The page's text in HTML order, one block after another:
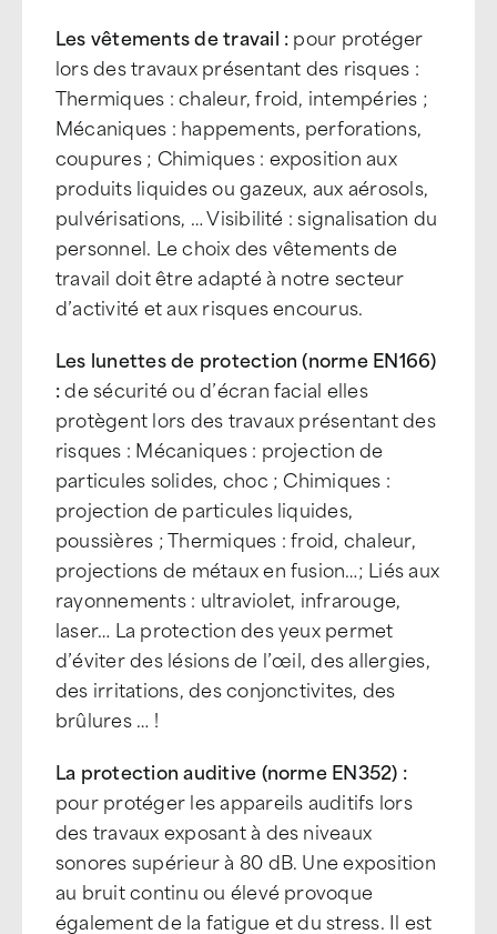
Les vêtements de travail :pour protéger
lors des travaux présentant des risques :
Thermiques : chaleur, froid, intempéries ;
Mécaniques : happements, perforations,
coupures ; Chimiques : exposition aux
produits liquides ou gazeux, aux aérosols,
pulvérisations, … Visibilité : signalisation du
personnel. Le choix des vêtements de
travail doit être adapté à notre secteur
d’activité et aux risques encourus.
Les lunettes de protection (norme EN166)
:de sécurité ou d’écran facial elles
protègent lors des travaux présentant des
risques : Mécaniques : projection de
particules solides, choc ; Chimiques :
projection de particules liquides,
poussières ; Thermiques : froid, chaleur,
projections de métaux en fusion…; Liés aux
rayonnements : ultraviolet, infrarouge,
laser… La protection des yeux permet
d’éviter des lésions de l’œil, des allergies,
des irritations, des conjonctivites, des
brûlures … !
La protection auditive (norme EN352) :
pour protéger les appareils auditifs lors
des travaux exposant à des niveaux
sonores supérieur à 80 dB. Une exposition
au bruit continu ou élevé provoque
également de la fatigue et du stress. Il est